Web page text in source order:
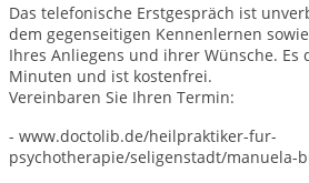
Das telefonische Erstgespräch ist
dem gegenseitigen Kennenlernen
Ihres Anliegens und ihrer Wünsche. Es
Minuten und ist kostenfrei.
Vereinbaren Sie Ihren Termin:
- www.doctolib.de/heilpraktiker-fur-
psychotherapie/seligenstadt/manuela-